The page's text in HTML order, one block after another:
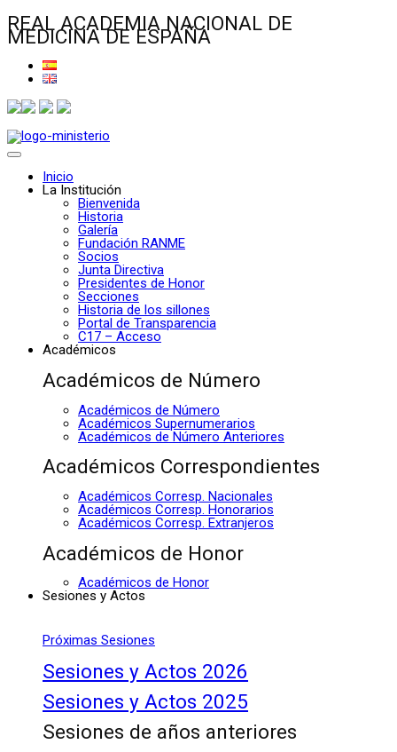
REAL ACADEMIA NACIONAL DE
MEDICINA DE ESPAÑA
Inicio
La Institución
Bienvenida
Historia
Galería
Fundación RANME
Socios
Junta Directiva
Presidentes de Honor
Secciones
Historia de los sillones
Portal de Transparencia
C17 – Acceso
Académicos
Académicos de Número
Académicos de Número
Académicos Supernumerarios
Académicos de Número Anteriores
Académicos Correspondientes
Académicos Corresp. Nacionales
Académicos Corresp. Honorarios
Académicos Corresp. Extranjeros
Académicos de Honor
Académicos de Honor
Sesiones y Actos
Próximas Sesiones
Sesiones y Actos 2026
Sesiones y Actos 2025
Sesiones de años anteriores